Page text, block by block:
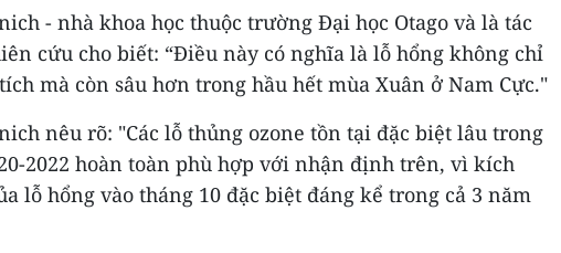
- nhà khoa học thuộc trường Đại học Otago và là tác
cứu cho biết: “Điều này có nghĩa là lỗ hổng không chỉ
mà còn sâu hơn trong hầu hết mùa Xuân ở Nam Cực."
nêu rõ: "Các lỗ thủng ozone tồn tại đặc biệt lâu trong
2022 hoàn toàn phù hợp với nhận định trên, vì kích
lỗ hổng vào tháng 10 đặc biệt đáng kể trong cả 3 năm